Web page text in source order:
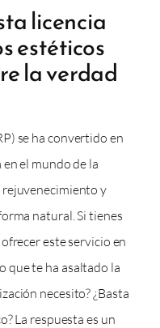
licencia
estéticos
la verdad
se ha convertido en
el mundo de la
y
natural. Si tienes
este servicio en
que te ha asaltado la
necesito? ¿Basta
La respuesta es un